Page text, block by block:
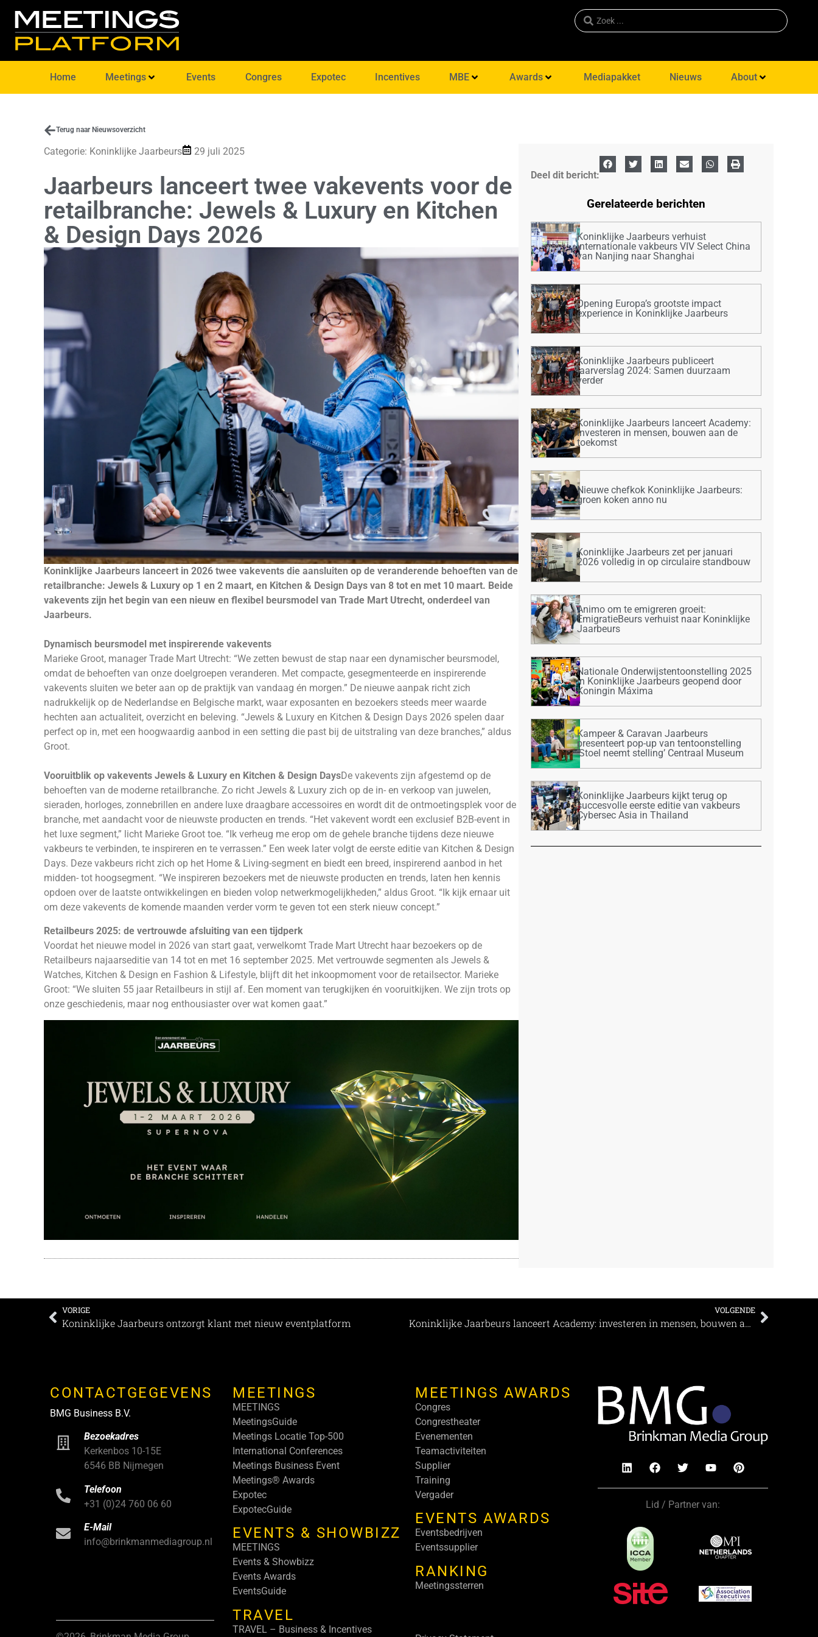
Home Meetings Events Congres Expotec Incentives MBE Awards Mediapakket Nieuws About
Terug naar Nieuwsoverzicht
Categorie: Koninklijke Jaarbeurs 29 juli 2025
Jaarbeurs lanceert twee vakevents voor de
retailbranche: Jewels & Luxury en Kitchen
& Design Days 2026
Koninklijke Jaarbeurs lanceert in 2026 twee vakevents die aansluiten op de veranderende behoeften van de
retailbranche: Jewels & Luxury op 1 en 2 maart, en Kitchen & Design Days van 8 tot en met 10 maart. Beide
vakevents zijn het begin van een nieuw en flexibel beursmodel van Trade Mart Utrecht, onderdeel van
Jaarbeurs.
Dynamisch beursmodel met inspirerende vakevents
Marieke Groot, manager Trade Mart Utrecht: “We zetten bewust de stap naar een dynamischer beursmodel,
omdat de behoeften van onze doelgroepen veranderen. Met compacte, gesegmenteerde en inspirerende
vakevents sluiten we beter aan op de praktijk van vandaag én morgen.” De nieuwe aanpak richt zich
nadrukkelijk op de Nederlandse en Belgische markt, waar exposanten en bezoekers steeds meer waarde
hechten aan actualiteit, overzicht en beleving. “Jewels & Luxury en Kitchen & Design Days 2026 spelen daar
perfect op in, met een hoogwaardig aanbod in een setting die past bij de uitstraling van deze branches,” aldus
Groot.
Vooruitblik op vakevents Jewels & Luxury en Kitchen & Design DaysDe vakevents zijn afgestemd op de
behoeften van de moderne retailbranche. Zo richt Jewels & Luxury zich op de in- en verkoop van juwelen,
sieraden, horloges, zonnebrillen en andere luxe draagbare accessoires en wordt dit de ontmoetingsplek voor de
branche, met aandacht voor de nieuwste producten en trends. “Het vakevent wordt een exclusief B2B-event in
het luxe segment,” licht Marieke Groot toe. “Ik verheug me erop om de gehele branche tijdens deze nieuwe
vakbeurs te verbinden, te inspireren en te verrassen.” Een week later volgt de eerste editie van Kitchen & Design
Days. Deze vakbeurs richt zich op het Home & Living-segment en biedt een breed, inspirerend aanbod in het
midden- tot hoogsegment. “We inspireren bezoekers met de nieuwste producten en trends, laten hen kennis
opdoen over de laatste ontwikkelingen en bieden volop netwerkmogelijkheden,” aldus Groot. “Ik kijk ernaar uit
om deze vakevents de komende maanden verder vorm te geven tot een sterk nieuw concept.”
Retailbeurs 2025: de vertrouwde afsluiting van een tijdperk
Voordat het nieuwe model in 2026 van start gaat, verwelkomt Trade Mart Utrecht haar bezoekers op de
Retailbeurs najaarseditie van 14 tot en met 16 september 2025. Met vertrouwde segmenten als Jewels &
Watches, Kitchen & Design en Fashion & Lifestyle, blijft dit het inkoopmoment voor de retailsector. Marieke
Groot: “We sluiten 55 jaar Retailbeurs in stijl af. Een moment van terugkijken én vooruitkijken. We zijn trots op
onze geschiedenis, maar nog enthousiaster over wat komen gaat.”
Deel dit bericht:
Gerelateerde berichten
Koninklijke Jaarbeurs verhuist
internationale vakbeurs VIV Select China
van Nanjing naar Shanghai
Opening Europa’s grootste impact
experience in Koninklijke Jaarbeurs
Koninklijke Jaarbeurs publiceert
jaarverslag 2024: Samen duurzaam
verder
Koninklijke Jaarbeurs lanceert Academy:
investeren in mensen, bouwen aan de
toekomst
Nieuwe chefkok Koninklijke Jaarbeurs:
groen koken anno nu
Koninklijke Jaarbeurs zet per januari
2026 volledig in op circulaire standbouw
Animo om te emigreren groeit:
EmigratieBeurs verhuist naar Koninklijke
Jaarbeurs
Nationale Onderwijstentoonstelling 2025
in Koninklijke Jaarbeurs geopend door
Koningin Máxima
Kampeer & Caravan Jaarbeurs
presenteert pop-up van tentoonstelling
‘Stoel neemt stelling’ Centraal Museum
Koninklijke Jaarbeurs kijkt terug op
succesvolle eerste editie van vakbeurs
Cybersec Asia in Thailand
VORIGE
Koninklijke Jaarbeurs ontzorgt klant met nieuw eventplatform
VOLGENDE
Koninklijke Jaarbeurs lanceert Academy: investeren in mensen, bouwen aan de toekomst
CONTACTGEGEVENS
BMG Business B.V.
Bezoekadres
Kerkenbos 10-15E
6546 BB Nijmegen
Telefoon
+31 (0)24 760 06 60
E-Mail
info@brinkmanmediagroup.nl
MEETINGS
MEETINGS
MeetingsGuide
Meetings Locatie Top-500
International Conferences
Meetings Business Event
Meetings® Awards
Expotec
ExpotecGuide
EVENTS & SHOWBIZZ
MEETINGS
Events & Showbizz
Events Awards
EventsGuide
TRAVEL
TRAVEL – Business & Incentives
MEETINGS AWARDS
Congres
Congrestheater
Evenementen
Teamactiviteiten
Supplier
Training
Vergader
EVENTS AWARDS
Eventsbedrijven
Eventssupplier
RANKING
Meetingssterren
Lid / Partner van: